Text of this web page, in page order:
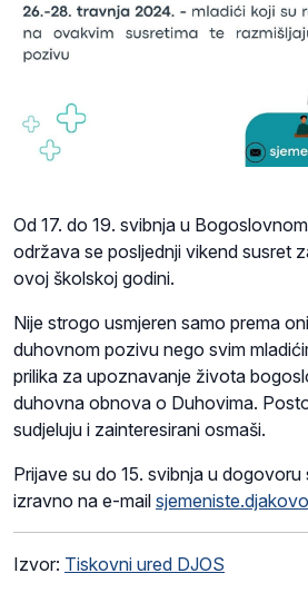
Od 17. do 19. svibnja u
održava se posljednji vikend susret
ovoj školskoj godini.
Nije strogo usmjeren samo prema
duhovnom pozivu nego svim
prilika za upoznavanje života
duhovna obnova o Duhovima.
sudjeluju i zainteresirani osmaši.
Prijave su do 15. svibnja u dogovoru
izravno na e-mail
Izvor: Tiskovni ured DJOS